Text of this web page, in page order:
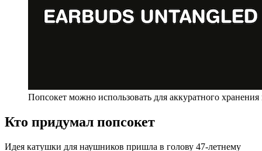
Попсокет можно использовать для аккуратного
Кто придумал попсокет
Идея катушки для наушников пришла в голову 47-летнему